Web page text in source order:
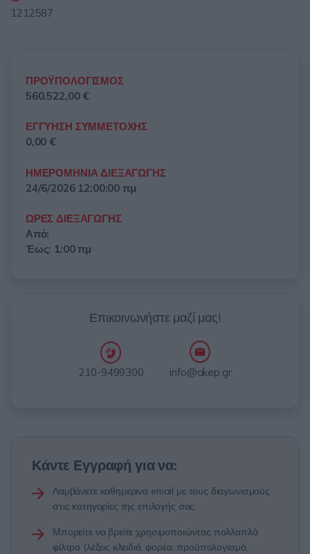
1212587
ΠΡΟΫΠΟΛΟΓΙΣΜΟΣ
560.522,00 €
ΕΓΓΥΗΣΗ ΣΥΜΜΕΤΟΧΗΣ
0,00 €
ΗΜΕΡΟΜΗΝΙΑ ΔΙΕΞΑΓΩΓΗΣ
24/6/2026 12:00:00 πμ
ΩΡΕΣ ΔΙΕΞΑΓΩΓΗΣ
Από:
Έως: 1:00 πμ
Επικοινωνήστε μαζί μας!
210-9499300 info@akep.gr
Κάντε Εγγραφή για να:
Λαμβάνετε καθημερινά email με τους διαγωνισμούς
στις κατηγορίες της επιλογής σας.
Μπορείτε να βρείτε χρησιμοποιώντας πολλαπλά
φίλτρα (λέξεις κλειδιά, φορέα, προϋπολογισμό,